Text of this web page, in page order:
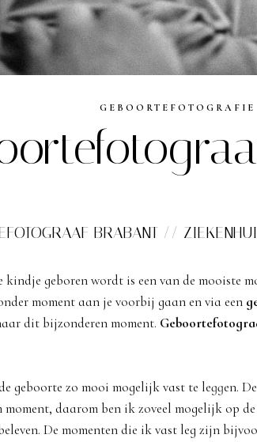
GEBOORTEFOTOGRAFIE
BRABANT //
geboren wordt is een van de mooiste
moment aan je voorbij gaan en via een
dit bijzonderen moment.
geboorte zo mooi mogelijk vast te leggen.
moment, daarom ben ik zoveel mogelijk op
De momenten die ik vast leg zijn